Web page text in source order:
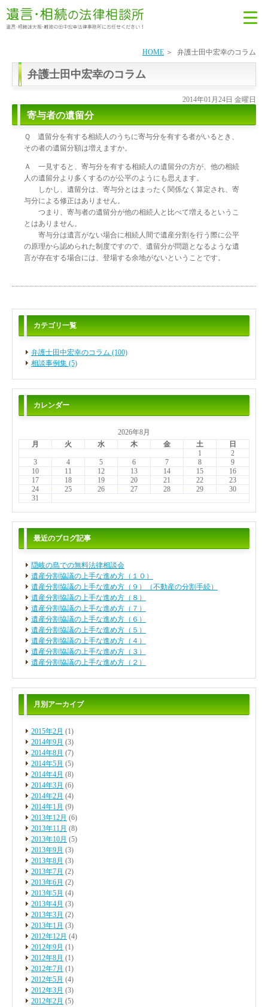
HOME 弁護士田中宏幸のコラム
弁護士田中宏幸のコラム
2014年01月24日 金曜日
寄与者の遺留分
Ｑ 遺留分を有する相続人のうちに寄与分を有する者がいるとき、
その者の遺留分額は増えますか。
Ａ 一見すると、寄与分を有する相続人の遺留分の方が、他の相続
人の遺留分より多くするのが公平のようにも思えます。
しかし、遺留分は、寄与分とはまったく関係なく算定され、寄
与分による修正はありません。
つまり、寄与者の遺留分が他の相続人と比べて増えるというこ
とはありません。
寄与分は遺言がない場合に相続人間で遺産分割を行う際に公平
の原理から認められた制度ですので、遺留分が問題となるような遺
言が存在する場合には、登場する余地がないということです。
カテゴリ一覧
弁護士田中宏幸のコラム (100)
相談事例集 (5)
カレンダー
2026年8月
月
火 水 木 金 土
日
1
2
3
4 5 6 7 8
9
10
11 12 13 14 15
16
17
18 19 20 21 22
23
24
25 26 27 28 29
30
31
最近のブログ記事
隠岐の島での無料法律相談会
遺産分割協議の上手な進め方（１０）
遺産分割協議の上手な進め方（９）（不動産の分割手続）
遺産分割協議の上手な進め方（８）
遺産分割協議の上手な進め方（７）
遺産分割協議の上手な進め方（６）
遺産分割協議の上手な進め方（５）
遺産分割協議の上手な進め方（４）
遺産分割協議の上手な進め方（３）
遺産分割協議の上手な進め方（２）
月別アーカイブ
2015年2月 (1)
2014年9月 (3)
2014年8月 (7)
2014年5月 (5)
2014年4月 (8)
2014年3月 (6)
2014年2月 (4)
2014年1月 (9)
2013年12月 (6)
2013年11月 (8)
2013年10月 (5)
2013年9月 (3)
2013年8月 (3)
2013年7月 (2)
2013年6月 (2)
2013年5月 (4)
2013年4月 (3)
2013年3月 (2)
2013年1月 (3)
2012年12月 (4)
2012年9月 (1)
2012年8月 (1)
2012年7月 (1)
2012年5月 (4)
2012年3月 (3)
2012年2月 (5)